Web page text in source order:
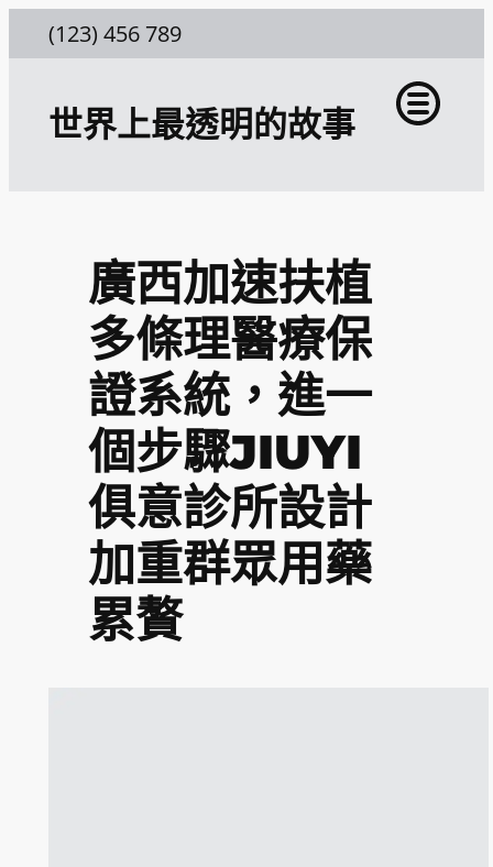
至
(123) 456 789
世界上最透明的故事
廣西加速扶植
多條理醫療保
證系統，進一
個步驟JIUYI
俱意診所設計
加重群眾用藥
累贅